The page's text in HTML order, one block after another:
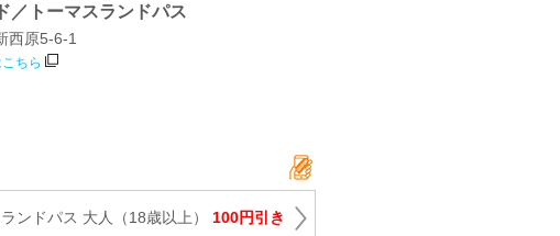
／トーマスランドパス
西原5-6-1
ちら
ランドパス 大人（18歳以上） 100円引き